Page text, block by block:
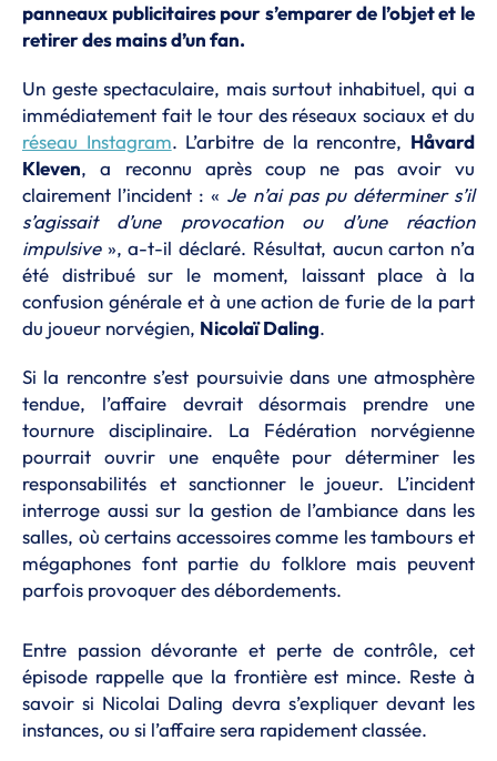
panneaux publicitaires pour s’emparer de l’objet et le
retirer des mains d’un fan.
Un geste spectaculaire, mais surtout inhabituel, qui a
immédiatement fait le tour des réseaux sociaux et du
réseau Instagram. L’arbitre de la rencontre, Håvard
Kleven, a reconnu après coup ne pas avoir vu
clairement l’incident : « Je n’ai pas pu déterminer s’il
s’agissait d’une provocation ou d’une réaction
impulsive», a-t-il déclaré. Résultat, aucun carton n’a
été distribué sur le moment, laissant place à la
confusion générale et à une action de furie de la part
du joueur norvégien, Nicolaï Daling.
Si la rencontre s’est poursuivie dans une atmosphère
tendue, l’affaire devrait désormais prendre une
tournure disciplinaire. La Fédération norvégienne
pourrait ouvrir une enquête pour déterminer les
responsabilités et sanctionner le joueur. L’incident
interroge aussi sur la gestion de l’ambiance dans les
salles, où certains accessoires comme les tambours et
mégaphones font partie du folklore mais peuvent
parfois provoquer des débordements.
Entre passion dévorante et perte de contrôle, cet
épisode rappelle que la frontière est mince. Reste à
savoir si Nicolai Daling devra s’expliquer devant les
instances, ou si l’affaire sera rapidement classée.